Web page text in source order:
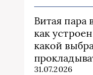
Витая пара
как
какой
31.07.2026